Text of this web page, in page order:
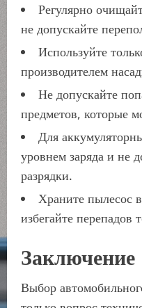
Регулярно
не допускайте
Используйте
производителем
Не допускайте
предметов, которые
Для
уровнем заряда и не
разрядки.
Храните пылесос
избегайте перепадов
Заключение
Выбор